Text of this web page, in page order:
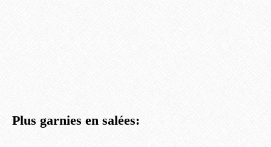
Plus garnies en salées: